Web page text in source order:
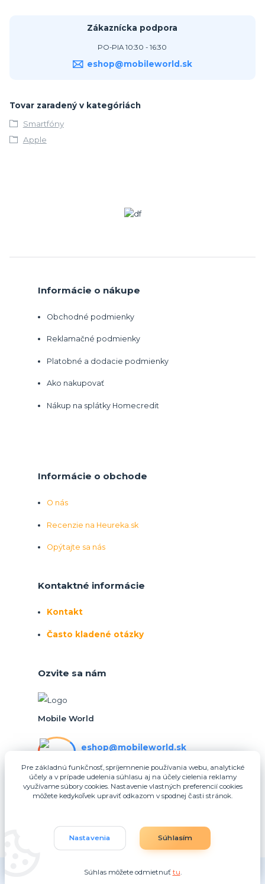
Zákaznícka podpora
PO-PIA 10:30 - 16:30
eshop@mobileworld.sk
Tovar zaradený v kategóriách
Smartfóny
Apple
Informácie o nákupe
Obchodné podmienky
Reklamačné podmienky
Platobné a dodacie podmienky
Ako nakupovať
Nákup na splátky Homecredit
Informácie o obchode
O nás
Recenzie na Heureka.sk
Opýtajte sa nás
Kontaktné informácie
Kontakt
Často kladené otázky
Ozvite sa nám
Mobile World
eshop@mobileworld.sk
eshop@mobileworld.sk
Eshop-rychlo.sk
Pre základnú funkčnosť, spríjemnenie používania webu, analytické
účely a v prípade udelenia súhlasu aj na účely cielenia reklamy
využívame súbory cookies. Nastavenie vlastných preferencií cookies
môžete kedykoľvek upraviť odkazom v spodnej časti stránok.
Nastavenia Súhlasím
Súhlas môžete odmietnuť tu.